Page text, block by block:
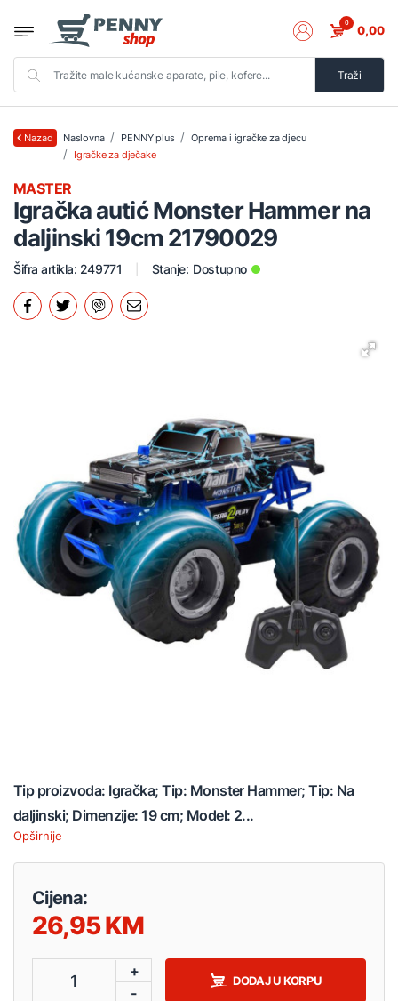
Traži
0 0,00
Nazad Naslovna PENNY plus
Oprema i igračke za djecu
Igračke za dječake
Igračka autić Monster Hammer na
daljinski 19cm 21790029
MASTER
Šifra artikla: 249771 Stanje: Dostupno
Tip proizvoda: Igračka; Tip: Monster Hammer; Tip: Na
daljinski; Dimenzije: 19 cm; Model: 2...
Opširnije
Cijena:
26,95
1
+
-
DODAJ U KORPU